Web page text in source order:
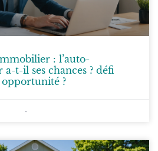
: l’auto-
t-il ses chances ? défi
?